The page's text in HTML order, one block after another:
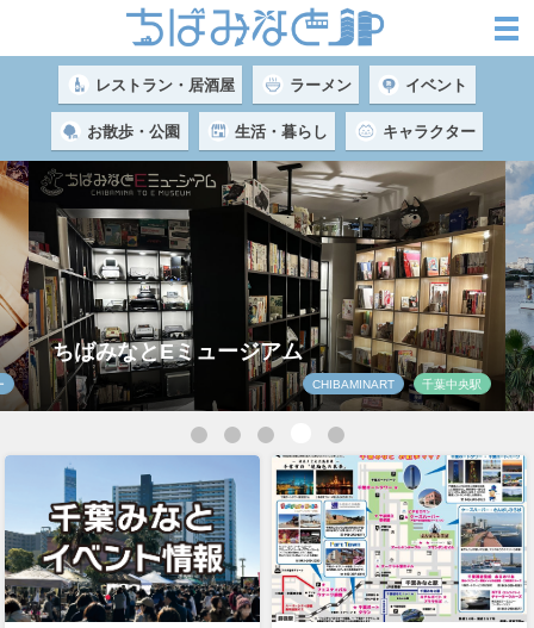
レストラン・居酒屋 ラーメン イベント
お散歩・公園 生活・暮らし キャラクター